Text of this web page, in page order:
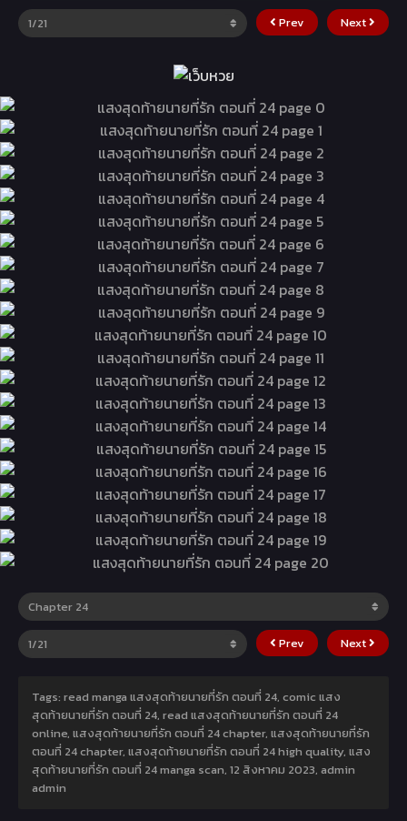
Prev Next
Prev Next
Tags: read manga แสงสุดท้ายนายที่รัก ตอนที่ 24, comic แสง
สุดท้ายนายที่รัก ตอนที่ 24, read แสงสุดท้ายนายที่รัก ตอนที่ 24
online, แสงสุดท้ายนายที่รัก ตอนที่ 24 chapter, แสงสุดท้ายนายที่รัก
ตอนที่ 24 chapter, แสงสุดท้ายนายที่รัก ตอนที่ 24 high quality, แสง
สุดท้ายนายที่รัก ตอนที่ 24 manga scan, 12 สิงหาคม 2023, admin
admin